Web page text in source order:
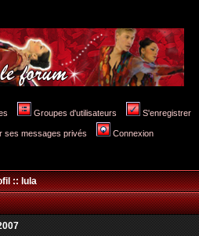
Groupes d'utilisateurs S'enregistrer
ses messages privés Connexion
:: lula